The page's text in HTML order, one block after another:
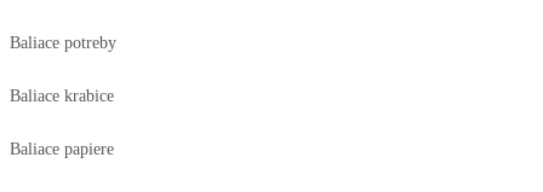
Baliace potreby
Baliace krabice
Baliace papiere